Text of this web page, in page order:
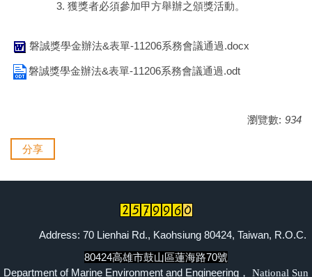
獲獎者必須參加甲方舉辦之頒獎活動。
磐誠獎學金辦法&表單-11206系務會議通過.docx
磐誠獎學金辦法&表單-11206系務會議通過.odt
瀏覽數: 934
分享
Address: 70 Lienhai Rd., Kaohsiung 80424, Taiwan, R.O.C.
80424高雄市鼓山區蓮海路70號
Department of Marine Environment and Engineering，
National Sun